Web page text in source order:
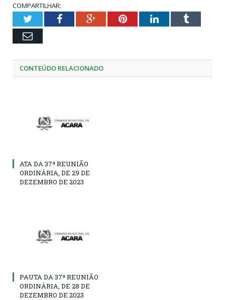
COMPARTILHAR:
TwitterFacebookGoogle+PinterestLinkedInTumblr
Email
CONTEÚDO RELACIONADO
ATA DA 37ª REUNIÃO
ORDINÁRIA, DE 29 DE
DEZEMBRO DE 2023
PAUTA DA 37ª REUNIÃO
ORDINÁRIA, DE 28 DE
DEZEMBRO DE 2023